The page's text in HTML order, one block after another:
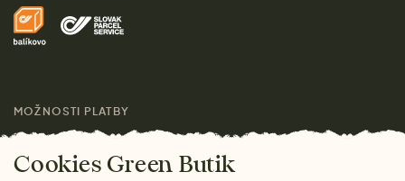
Pre médiá
Darčeky
Doprava a platba
MOŽNOSTI PLATBY
Cookies Green Butik